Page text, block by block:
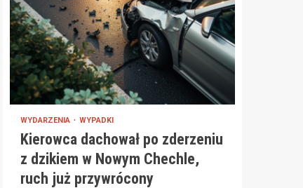
WYDARZENIA WYPADKI
Kierowca dachował po zderzeniu
z dzikiem w Nowym Chechle,
ruch już przywrócony